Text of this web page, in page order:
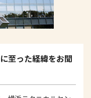
至った経緯をお聞